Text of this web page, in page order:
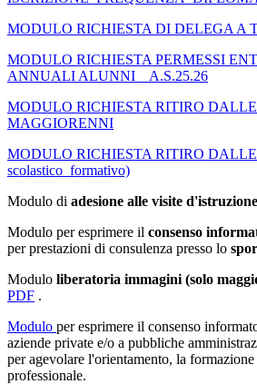
MODULO RICHIESTA DI DELEGA A
MODULO RICHIESTA PERMESSI
ANNUALI ALUNNI _ A.S.25.26
MODULO RICHIESTA RITIRO
MAGGIORENNI
MODULO RICHIESTA RITIRO
scolastico_formativo)
Modulo di adesione alle visite d'istruzione
Modulo per esprimere il consenso
per prestazioni di consulenza presso lo
Modulo liberatoria immagini (solo
PDF .
Modulo per esprimere il consenso
aziende private e/o a pubbliche
per agevolare l'orientamento, la
professionale.